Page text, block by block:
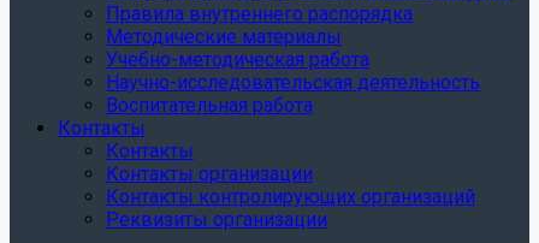
Правила внутреннего распорядка
Методические материалы
Учебно-методическая работа
Научно-исследовательская деятельность
Воспитательная работа
Контакты
Контакты
Контакты организации
Контакты контролирующих организаций
Реквизиты организации